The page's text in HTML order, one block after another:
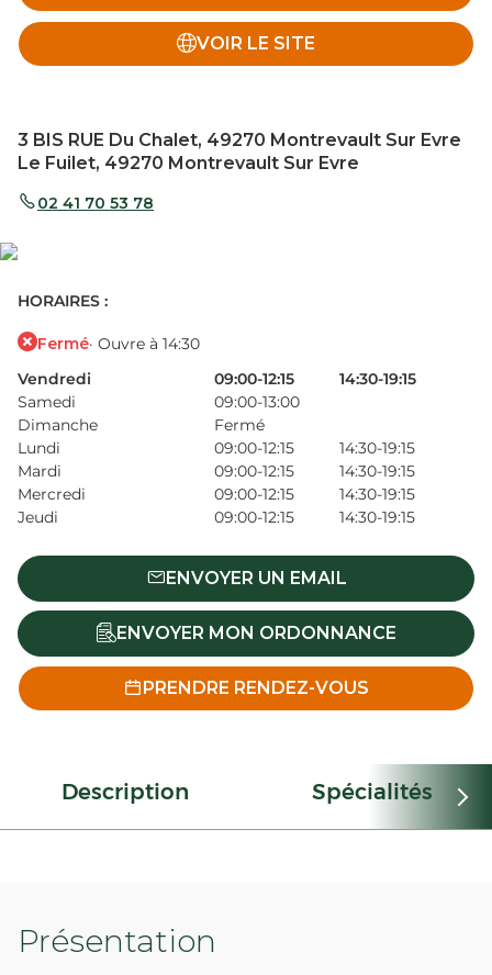
VOIR LE SITE
3 BIS RUE Du Chalet, 49270 Montrevault Sur Evre
Le Fuilet, 49270 Montrevault Sur Evre
02 41 70 53 78
HORAIRES :
Fermé· Ouvre à 14:30
Vendredi
09:00-12:15
14:30-19:15
Samedi
09:00-13:00
Dimanche
Fermé
Lundi
09:00-12:15
14:30-19:15
Mardi
09:00-12:15
14:30-19:15
Mercredi
09:00-12:15
14:30-19:15
Jeudi
09:00-12:15 14:30-19:15
ENVOYER UN EMAIL
ENVOYER MON ORDONNANCE
PRENDRE RENDEZ-VOUS
Description Spécialités
Présentation